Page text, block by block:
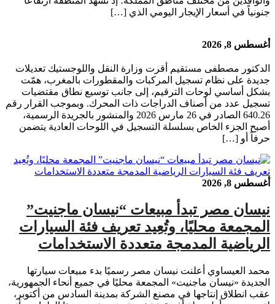
جنونياً في أسعار الإيجار اليومي الذي […]
أغسطس 8, 2026
الدكتور مصطفى مستقيم أقرت وزارة النقل واللوجستيك تعديلات
جديدة على نظام تسجيل المركبات والمقطورات بالمغرب، همّت
بشكل أساسي لوحات الترقيم، إلى جانب توسيع نطاق مقتضيات
تسجيل عدد من أصناف الدراجات ذات المحرك. وبموجب القرار رقم
640.26 الصادر في 26 مارس 2026 والمنشور بالجريدة الرسمية،
أصبح الجزء الخاص بسلسلة التسجيل في اللوحات العادية يتضمن
حرفاً أو […]
أغسطس 8, 2026
نيسان مصر تبدأ مبيعات “نيسان ماجنيت”
المجمعة محليًا، وتُعِيد تعريف فئة السيارات
الرياضية المدمجة متعددة الاستخدامات
محمد العيساوي أعلنت نيسان مصر رسميًا بدء مبيعات سيارتها
الجديدة «نيسان ماجنيت» المجمعة محليًا في جميع أنحاء الجمهورية،
عقب انطلاق إنتاجها في مصنع الشركة بمدينة السادس من أكتوبر،